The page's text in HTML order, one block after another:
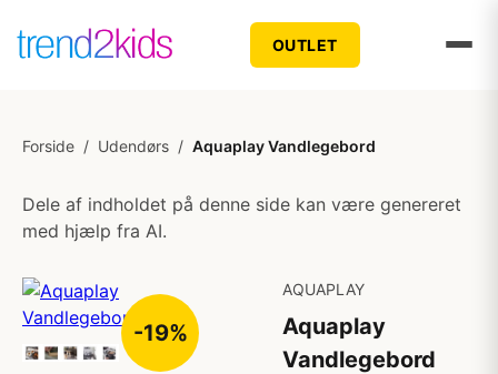
OUTLET
Forside / Udendørs / Aquaplay Vandlegebord
Dele af indholdet på denne side kan være genereret
med hjælp fra AI.
-19%
AQUAPLAY
Aquaplay
Vandlegebord